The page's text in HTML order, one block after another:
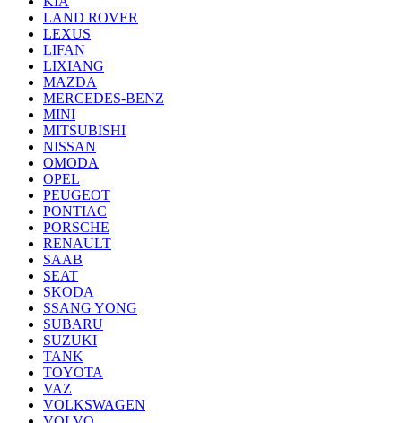
LAND ROVER
LEXUS
LIFAN
LIXIANG
MAZDA
MERCEDES-BENZ
MINI
MITSUBISHI
NISSAN
OMODA
OPEL
PEUGEOT
PONTIAC
PORSCHE
RENAULT
SAAB
SEAT
SKODA
SSANG YONG
SUBARU
SUZUKI
TANK
TOYOTA
VAZ
VOLKSWAGEN